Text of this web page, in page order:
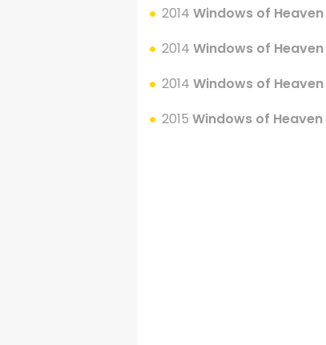
2014 Windows of Heaven
2014 Windows of Heaven
2014 Windows of Heaven
2015 Windows of Heaven